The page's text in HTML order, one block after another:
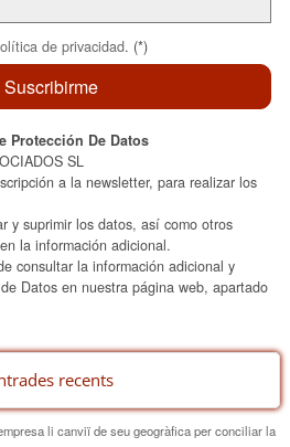
de privacidad. (*)
Protección De Datos
SL
a la newsletter, para realizar los
y suprimir los datos, así como otros
la información adicional.
consultar la información adicional y
Datos en nuestra página web, apartado
recents
li canviï de seu geogràfica per conciliar la